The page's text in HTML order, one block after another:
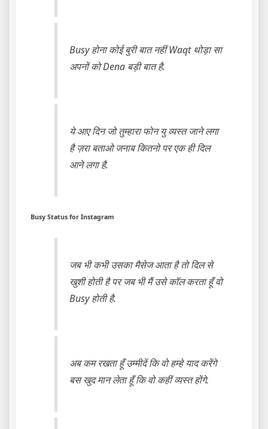
Busy होना कोई बुरी बात नहीं Waqt थोड़ा सा
अपनों को Dena बड़ी बात है.
ये आए दिन जो तुम्हारा फोन यु व्यस्त जाने लगा
है ज़रा बताओ जनाब कितनो पर एक ही दिल
आने लगा है.
Busy Status for Instagram
जब भी कभी उसका मैसेज आता है तो दिल से
खुशी होती है पर जब भी मैं उसे कॉल करता हूँ वो
Busy होती है.
अब कम रखता हूँ उम्मीदें कि वो हम्हे याद करेंगे
बस खुद मान लेता हूँ कि वो कहीं व्यस्त होंगे.